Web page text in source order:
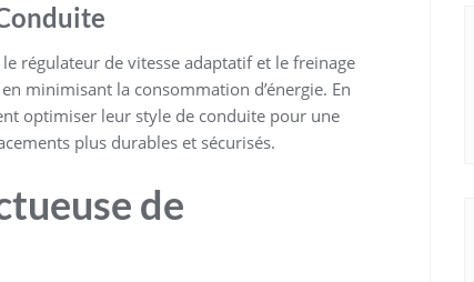
régulateur de vitesse adaptatif et le freinage
minimisant la consommation d’énergie. En
optimiser leur style de conduite pour une
plus durables et sécurisés.
de